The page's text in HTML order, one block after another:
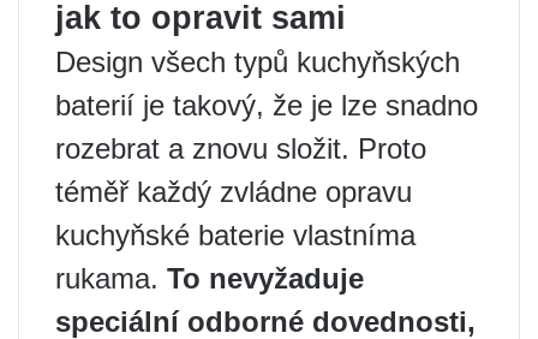
jak to opravit sami
Design všech typů kuchyňských
baterií je takový, že je lze snadno
rozebrat a znovu složit. Proto
téměř každý zvládne opravu
kuchyňské baterie vlastníma
rukama. To nevyžaduje
speciální odborné dovednosti,